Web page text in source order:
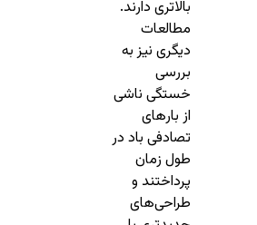
بالاتری دارند.
مطالعات
دیگری نیز به
بررسی
خستگی ناشی
از بارهای
تصادفی باد در
طول زمان
پرداختند و
طراحی‌های